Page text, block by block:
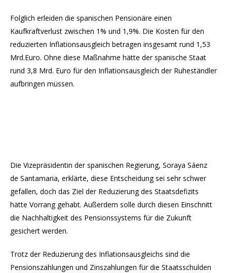
Folglich erleiden die spanischen Pensionäre einen
Kaufkraftverlust zwischen 1% und 1,9%. Die Kosten für den
reduzierten Inflationsausgleich betragen insgesamt rund 1,53
Mrd.Euro. Ohne diese Maßnahme hätte der spanische Staat
rund 3,8 Mrd. Euro für den Inflationsausgleich der Ruheständler
aufbringen müssen.
Die Vizepräsidentin der spanischen Regierung, Soraya Sáenz
de Santamaria, erklärte, diese Entscheidung sei sehr schwer
gefallen, doch das Ziel der Reduzierung des Staatsdefizits
hätte Vorrang gehabt. Außerdem solle durch diesen Einschnitt
die Nachhaltigkeit des Pensionssystems für die Zukunft
gesichert werden.
Trotz der Reduzierung des Inflationsausgleichs sind die
Pensionszahlungen und Zinszahlungen für die Staatsschulden